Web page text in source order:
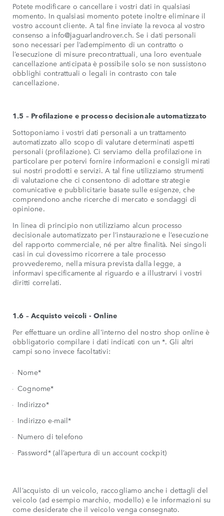
Potete modificare o cancellare i vostri dati in qualsiasi
momento. In qualsiasi momento potete inoltre eliminare il
vostro account cliente. A tal fine inviate la revoca al vostro
consenso a info@jaguarlandrover.ch. Se i dati personali
sono necessari per l’adempimento di un contratto o
l’esecuzione di misure precontrattuali, una loro eventuale
cancellazione anticipata è possibile solo se non sussistono
obblighi contrattuali o legali in contrasto con tale
cancellazione.
1.5 – Profilazione e processo decisionale automatizzato
Sottoponiamo i vostri dati personali a un trattamento
automatizzato allo scopo di valutare determinati aspetti
personali (profilazione). Ci serviamo della profilazione in
particolare per potervi fornire informazioni e consigli mirati
sui nostri prodotti e servizi. A tal fine utilizziamo strumenti
di valutazione che ci consentono di adottare strategie
comunicative e pubblicitarie basate sulle esigenze, che
comprendono anche ricerche di mercato e sondaggi di
opinione.
In linea di principio non utilizziamo alcun processo
decisionale automatizzato per l’instaurazione e l’esecuzione
del rapporto commerciale, né per altre finalità. Nei singoli
casi in cui dovessimo ricorrere a tale processo
provvederemo, nella misura prevista dalla legge, a
informavi specificamente al riguardo e a illustrarvi i vostri
diritti correlati.
1.6 – Acquisto veicoli - Online
Per effettuare un ordine all’interno del nostro shop online è
obbligatorio compilare i dati indicati con un *. Gli altri
campi sono invece facoltativi:
Nome*
Cognome*
Indirizzo*
Indirizzo e-mail*
Numero di telefono
Password* (all’apertura di un account cockpit)
All’acquisto di un veicolo, raccogliamo anche i dettagli del
veicolo (ad esempio marchio, modello) e le informazioni su
come desiderate che il veicolo venga consegnato.